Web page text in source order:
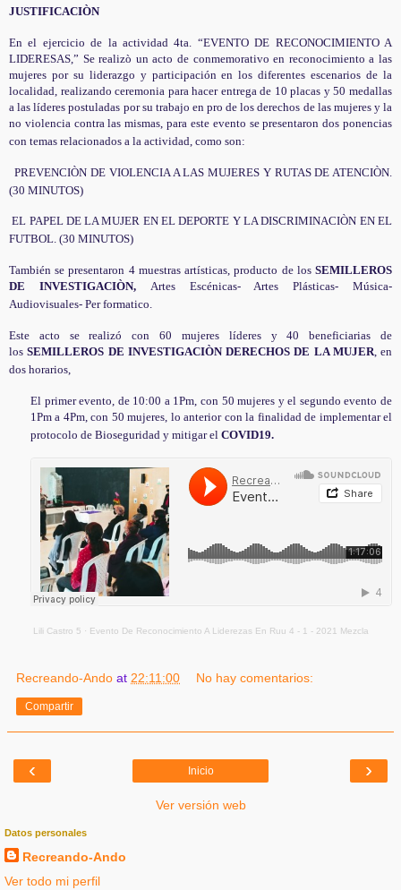
JUSTIFICACIÒN
En el ejercicio de la actividad 4ta. “EVENTO DE RECONOCIMIENTO A
LIDERESAS,” Se realizò un acto de conmemorativo en reconocimiento a las
mujeres por su liderazgo y participación en los diferentes escenarios de la
localidad, realizando ceremonia para hacer entrega de 10 placas y 50 medallas
a las líderes postuladas por su trabajo en pro de los derechos de las mujeres y la
no violencia contra las mismas, para este evento se presentaron dos ponencias
con temas relacionados a la actividad, como son:
PREVENCIÒN DE VIOLENCIA A LAS MUJERES Y RUTAS DE ATENCIÒN.
(30 MINUTOS)
EL PAPEL DE LA MUJER EN EL DEPORTE Y LA DISCRIMINACIÒN EN EL
FUTBOL. (30 MINUTOS)
También se presentaron 4 muestras artísticas, producto de los SEMILLEROS
DE INVESTIGACIÒN,Artes Escénicas- Artes Plásticas- Música-
Audiovisuales- Per formatico.
Este acto se realizó con 60 mujeres líderes y 40 beneficiarias de
losSEMILLEROS DE INVESTIGACIÒN DERECHOS DE LA MUJER, en
dos horarios,
El primer evento, de 10:00 a 1Pm, con 50 mujeres y el segundo evento de
1Pm a 4Pm, con 50 mujeres, lo anterior con la finalidad de implementar el
protocolo de Bioseguridad y mitigar el COVID19.
Lili Castro 5 · Evento De Reconocimiento A Liderezas En Ruu 4 - 1 - 2021 Mezcla
Recreando-Ando at 22:11:00 No hay comentarios:
Compartir
‹ ›
Inicio
Ver versión web
Datos personales
Recreando-Ando
Ver todo mi perfil